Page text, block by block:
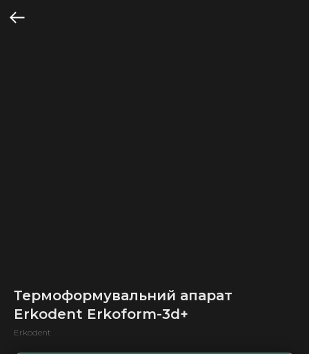
Термоформувальний апарат
Erkodent Erkoform-3d+
Erkodent